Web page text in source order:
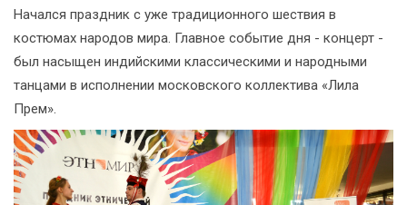
Начался праздник с уже традиционного шествия в
костюмах народов мира. Главное событие дня - концерт -
был насыщен индийскими классическими и народными
танцами в исполнении московского коллектива «Лила
Прем».